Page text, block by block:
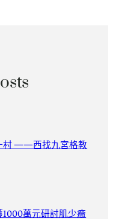
村 ——西找九宮格教
萬元研討肌少癥